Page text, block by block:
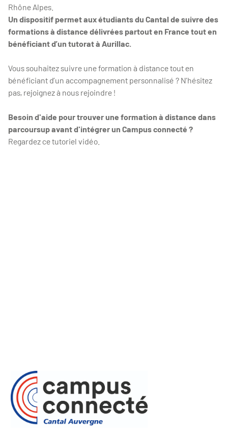
Rhône Alpes.
Un dispositif permet aux étudiants du Cantal de suivre des
formations à distance délivrées partout en France tout en
bénéficiant d’un tutorat à Aurillac.
Vous souhaitez suivre une formation à distance tout en
bénéficiant d’un accompagnement personnalisé ? N’hésitez
pas, rejoignez à nous rejoindre !
Besoin d'aide pour trouver une formation à distance dans
parcoursup avant d'intégrer un Campus connecté ?
Regardez ce tutoriel vidéo.